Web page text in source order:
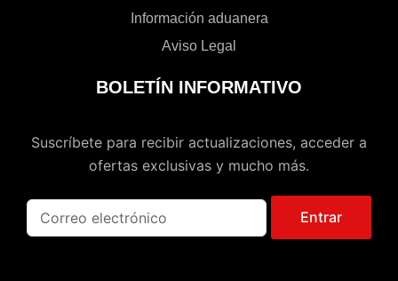
Información aduanera
Aviso Legal
BOLETÍN INFORMATIVO
Suscríbete para recibir actualizaciones, acceder a
ofertas exclusivas y mucho más.
Entrar